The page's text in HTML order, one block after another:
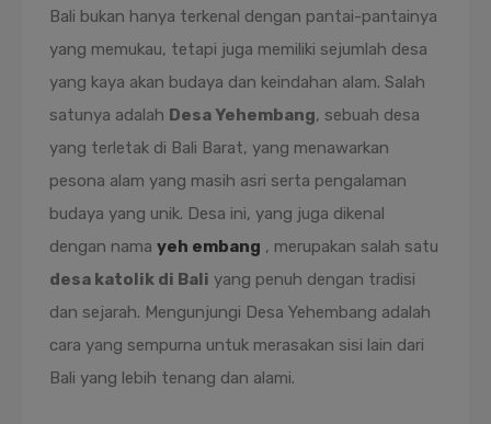
Bali bukan hanya terkenal dengan pantai-pantainya
yang memukau, tetapi juga memiliki sejumlah desa
yang kaya akan budaya dan keindahan alam. Salah
satunya adalah Desa Yehembang, sebuah desa
yang terletak di Bali Barat, yang menawarkan
pesona alam yang masih asri serta pengalaman
budaya yang unik. Desa ini, yang juga dikenal
dengan nama yeh embang , merupakan salah satu
desa katolik di Bali yang penuh dengan tradisi
dan sejarah. Mengunjungi Desa Yehembang adalah
cara yang sempurna untuk merasakan sisi lain dari
Bali yang lebih tenang dan alami.